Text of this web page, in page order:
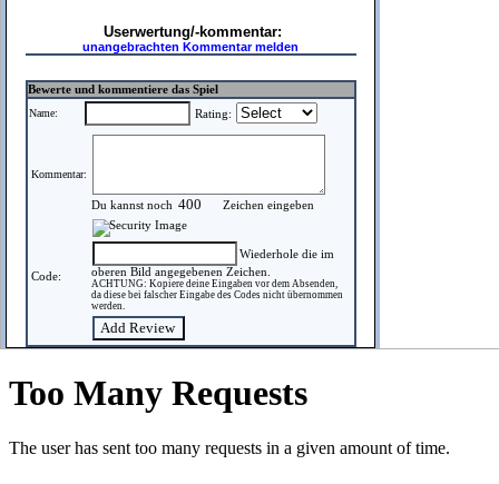
Userwertung/-kommentar:
unangebrachten Kommentar melden
Bewerte und kommentiere das Spiel
Name:
Rating:
Kommentar:
Du kannst noch Zeichen eingeben
Code:
Wiederhole die im
oberen Bild angegebenen Zeichen.
ACHTUNG: Kopiere deine Eingaben vor dem Absenden,
da diese bei falscher Eingabe des Codes nicht übernommen
werden.